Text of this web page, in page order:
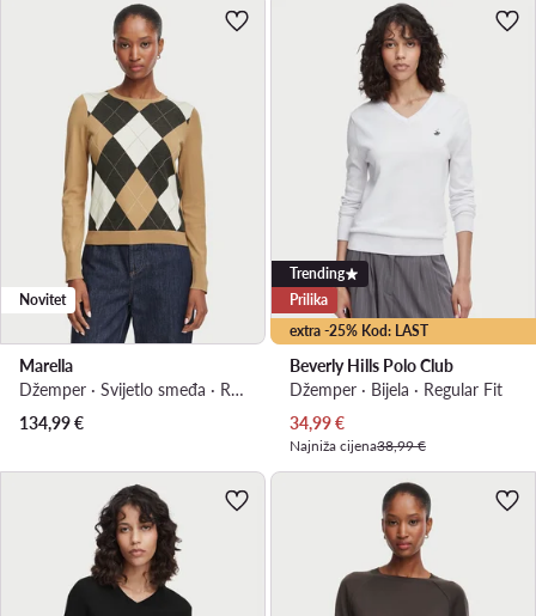
Novitet
Marella
Džemper · Svijetlo smeđa · Regular Fit
134,99€
extra -25% Kod: LAST
Trending
Prilika
Beverly Hills Polo Club
Džemper · Bijela · Regular Fit
Trenutna cijena
34,99€
Najniža cijena38,99 €